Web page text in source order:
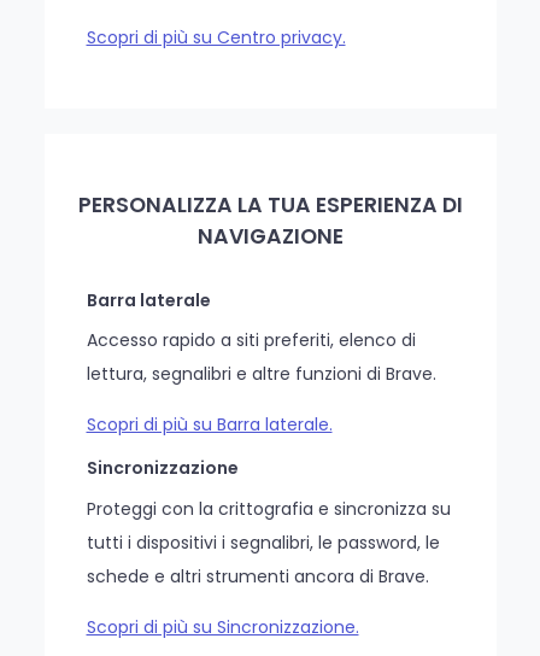
Scopri di più su Centro privacy.
PERSONALIZZA LA TUA ESPERIENZA DI
NAVIGAZIONE
Barra laterale
Accesso rapido a siti preferiti, elenco di
lettura, segnalibri e altre funzioni di Brave.
Scopri di più su Barra laterale.
Sincronizzazione
Proteggi con la crittografia e sincronizza su
tutti i dispositivi i segnalibri, le password, le
schede e altri strumenti ancora di Brave.
Scopri di più su Sincronizzazione.